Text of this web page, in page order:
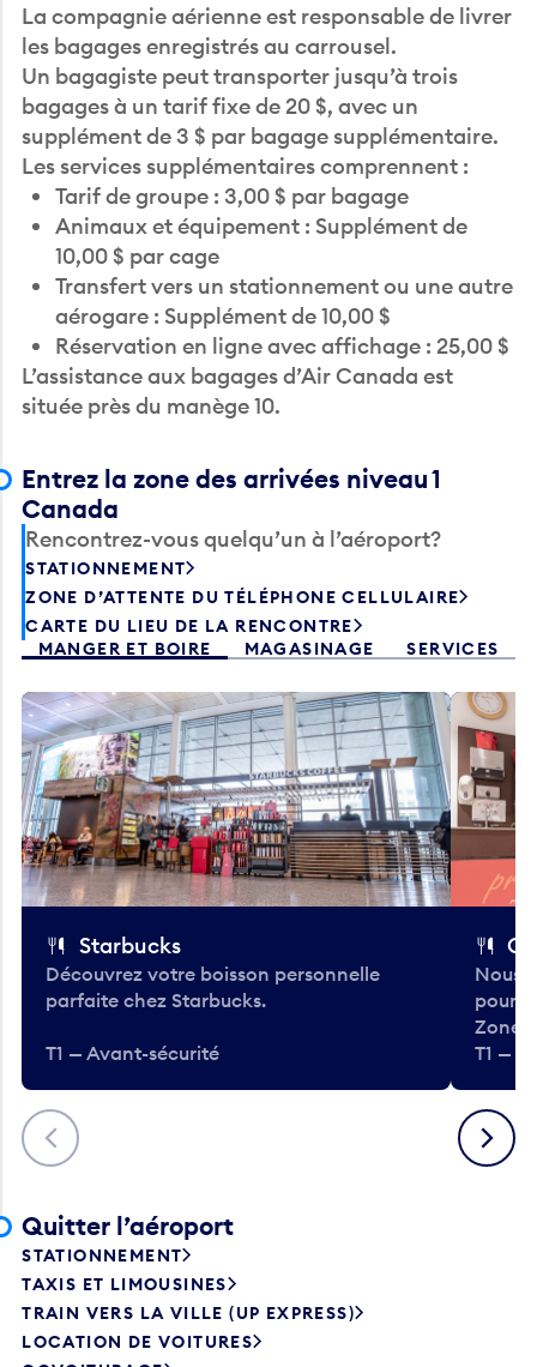
La compagnie aérienne est responsable de livrer
les bagages enregistrés au carrousel.
Un bagagiste peut transporter jusqu’à trois
bagages à un tarif fixe de 20 $, avec un
supplément de 3 $ par bagage supplémentaire.
Les services supplémentaires comprennent :
Tarif de groupe : 3,00 $ par bagage
Animaux et équipement : Supplément de
10,00 $ par cage
Transfert vers un stationnement ou une autre
aérogare : Supplément de 10,00 $
Réservation en ligne avec affichage : 25,00 $
L’assistance aux bagages d’Air Canada est
située près du manège 10.
Entrez la zone des arrivées niveau 1
Canada
Rencontrez-vous quelqu’un à l’aéroport?
STATIONNEMENT
ZONE D’ATTENTE DU TÉLÉPHONE CELLULAIRE
CARTE DU LIEU DE LA RENCONTRE
MANGER ET BOIRE
MAGASINAGE SERVICES
Précédent
Starbucks
Découvrez votre boisson personnelle
parfaite chez Starbucks.
T1 — Avant-sécurité
Nous
pour
Zone.
T1 —
Suivant
Quitter l’aéroport
STATIONNEMENT
TAXIS ET LIMOUSINES
TRAIN VERS LA VILLE (UP EXPRESS)
LOCATION DE VOITURES